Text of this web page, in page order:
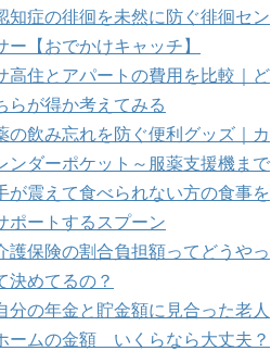
知症の徘徊を未然に防ぐ徘徊セン
ー【おでかけキャッチ】
高住とアパートの費用を比較｜ど
らが得か考えてみる
の飲み忘れを防ぐ便利グッズ｜カ
ンダーポケット～服薬支援機まで
が震えて食べられない方の食事を
ポートするスプーン
護保険の割合負担額ってどうやっ
決めてるの？
分の年金と貯金額に見合った老人
ームの金額 いくらなら大丈夫？